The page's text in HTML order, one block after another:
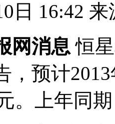
日 16:42
网消息 恒
，预计
。上年同